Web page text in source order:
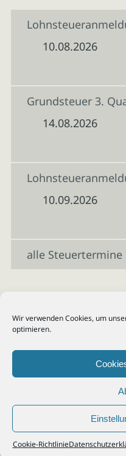
Wir verwenden Cookies, um
optimieren.
Cookie-Richtlinie
10.08.2026
Grundsteuer 3.
14.08.2026
10.09.2026
alle Steuertermine
© 2026Steuerberater Kempf, Köln